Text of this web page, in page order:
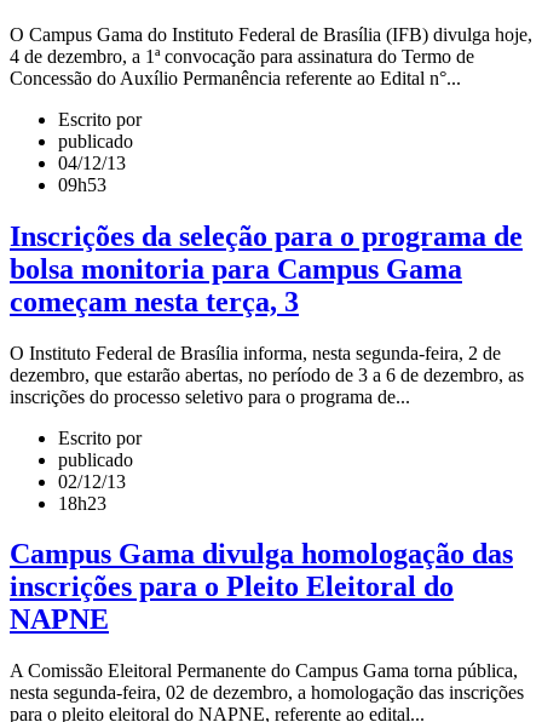
O Campus Gama do Instituto Federal de Brasília (IFB) divulga hoje,
4 de dezembro, a 1ª convocação para assinatura do Termo de
Concessão do Auxílio Permanência referente ao Edital n°...
Escrito por
publicado
04/12/13
09h53
Inscrições da seleção para o programa de
bolsa monitoria para Campus Gama
começam nesta terça, 3
O Instituto Federal de Brasília informa, nesta segunda-feira, 2 de
dezembro, que estarão abertas, no período de 3 a 6 de dezembro, as
inscrições do processo seletivo para o programa de...
Escrito por
publicado
02/12/13
18h23
Campus Gama divulga homologação das
inscrições para o Pleito Eleitoral do
NAPNE
A Comissão Eleitoral Permanente do Campus Gama torna pública,
nesta segunda-feira, 02 de dezembro, a homologação das inscrições
para o pleito eleitoral do NAPNE, referente ao edital...